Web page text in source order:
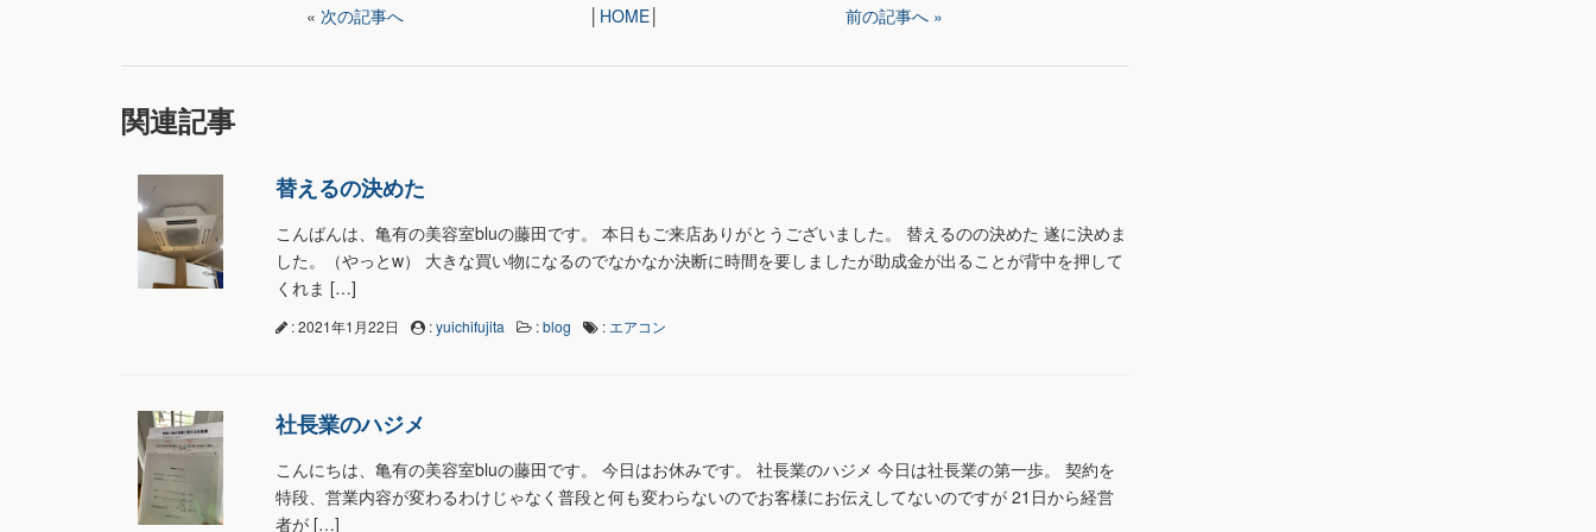
« 次の記事へ │ HOME│ 前の記事へ »
関連記事
替えるの決めた
こんばんは、亀有の美容室bluの藤田です。 本日もご来店ありがとうございました。 替えるのの決めた 遂に決めま
した。（やっとw） 大きな買い物になるのでなかなか決断に時間を要しましたが助成金が出ることが背中を押して
くれま […]
: 2021年1月22日 :yuichifujita :blog : エアコン
社長業のハジメ
こんにちは、亀有の美容室bluの藤田です。 今日はお休みです。 社長業のハジメ 今日は社長業の第一歩。 契約を
特段、営業内容が変わるわけじゃなく普段と何も変わらないのでお客様にお伝えしてないのですが 21日から経営
者が […]